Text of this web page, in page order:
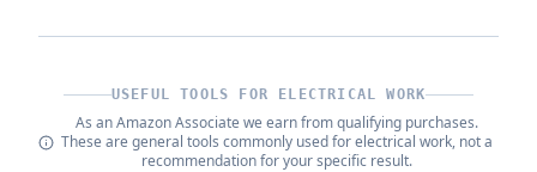
USEFUL TOOLS FOR ELECTRICAL WORK
As an Amazon Associate we earn from qualifying purchases.
These are general tools commonly used for electrical work, not a
recommendation for your specific result.